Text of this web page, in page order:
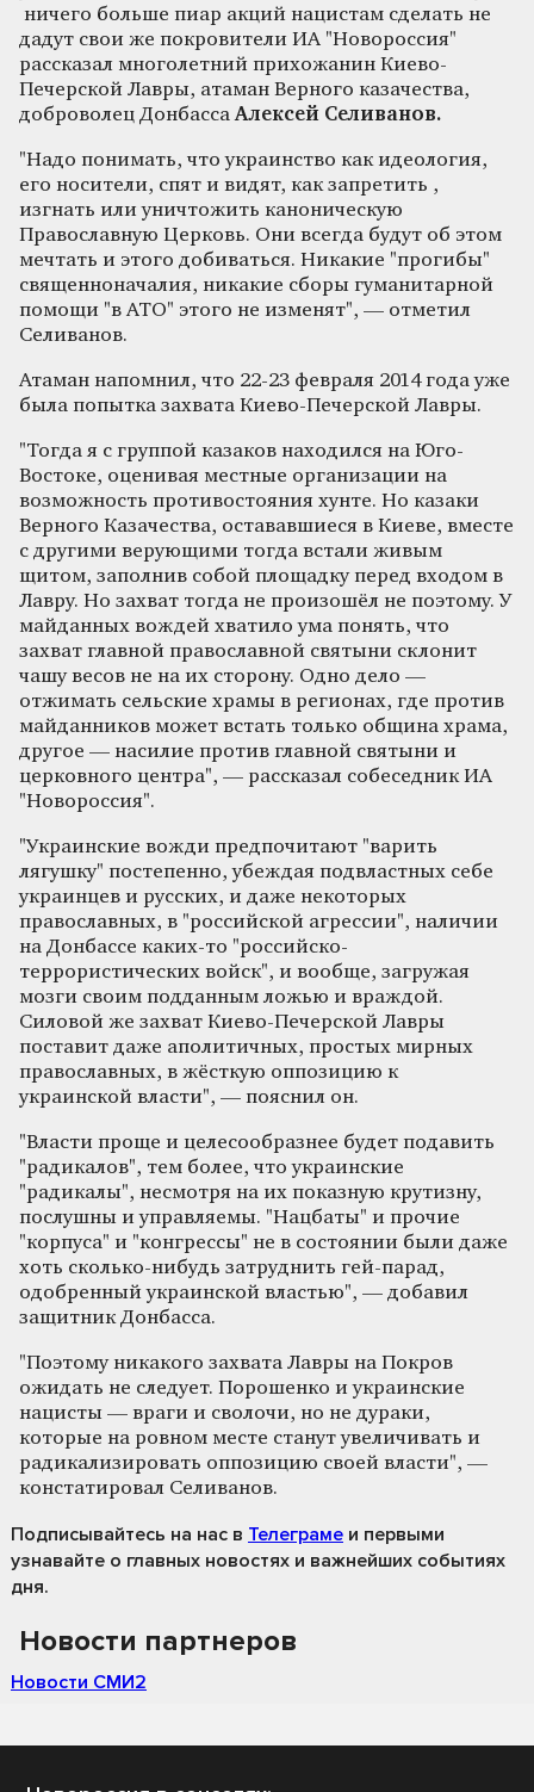
ничего больше пиар акций нацистам сделать не
дадут свои же покровители ИА "Новороссия"
рассказал многолетний прихожанин Киево-
Печерской Лавры, атаман Верного казачества,
доброволец ДонбассаАлексей Селиванов.
"Надо понимать, что украинство как идеология,
его носители, спят и видят, как запретить ,
изгнать или уничтожить каноническую
Православную Церковь. Они всегда будут об этом
мечтать и этого добиваться. Никакие "прогибы"
священноначалия, никакие сборы гуманитарной
помощи "в АТО" этого не изменят", — отметил
Селиванов.
Атаман напомнил, что 22-23 февраля 2014 года уже
была попытка захвата Киево-Печерской Лавры.
"Тогда я с группой казаков находился на Юго-
Востоке, оценивая местные организации на
возможность противостояния хунте. Но казаки
Верного Казачества, остававшиеся в Киеве, вместе
с другими верующими тогда встали живым
щитом, заполнив собой площадку перед входом в
Лавру. Но захват тогда не произошёл не поэтому. У
майданных вождей хватило ума понять, что
захват главной православной святыни склонит
чашу весов не на их сторону. Одно дело —
отжимать сельские храмы в регионах, где против
майданников может встать только община храма,
другое — насилие против главной святыни и
церковного центра", — рассказал собеседник ИА
"Новороссия".
"Украинские вожди предпочитают "варить
лягушку" постепенно, убеждая подвластных себе
украинцев и русских, и даже некоторых
православных, в "российской агрессии", наличии
на Донбассе каких-то "российско-
террористических войск", и вообще, загружая
мозги своим подданным ложью и враждой.
Силовой же захват Киево-Печерской Лавры
поставит даже аполитичных, простых мирных
православных, в жёсткую оппозицию к
украинской власти", — пояснил он.
"Власти проще и целесообразнее будет подавить
"радикалов", тем более, что украинские
"радикалы", несмотря на их показную крутизну,
послушны и управляемы. "Нацбаты" и прочие
"корпуса" и "конгрессы" не в состоянии были даже
хоть сколько-нибудь затруднить гей-парад,
одобренный украинской властью", — добавил
защитник Донбасса.
"Поэтому никакого захвата Лавры на Покров
ожидать не следует. Порошенко и украинские
нацисты — враги и сволочи, но не дураки,
которые на ровном месте станут увеличивать и
радикализировать оппозицию своей власти", —
констатировал Селиванов.
Подписывайтесь на нас в Телеграме и первыми
узнавайте о главных новостях и важнейших событиях
дня.
Новости партнеров
Новости СМИ2